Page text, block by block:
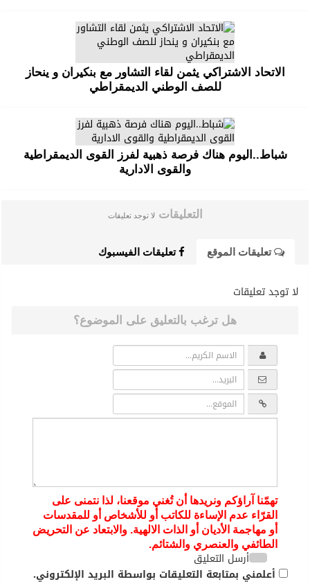
الاتحاد الاشتراكي يثمن لقاء التشاور مع بنكيران و ينحاز
للصف الوطني الديمقراطي
شباط..اليوم هناك فرصة ذهبية لفرز القوى الديمقراطية
والقوى الادارية
التعليقات لا توجد تعليقات
تعليقات الموقع تعليقات الفيسبوك
لا توجد تعليقات
هل ترغب بالتعليق على الموضوع؟
تهمّنا آراؤكم ونريدها أن تُغني موقعنا، لذا نتمنى على
القرّاء عدم الإساءة للكاتب أو للأشخاص أو للمقدسات
أو مهاجمة الأديان أو الذات الالهية. والابتعاد عن التحريض
الطائفي والعنصري والشتائم.
أرسل التعليق
أعلمني بمتابعة التعليقات بواسطة البريد الإلكتروني.